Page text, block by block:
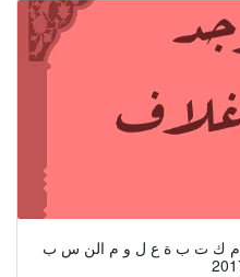
م ك ت ب ة ع ل و م الن س ب Genealogical Library Science